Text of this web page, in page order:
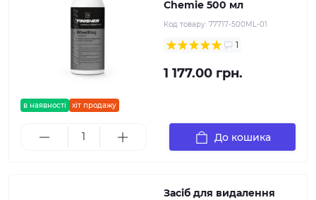
в наявності хіт продажу
Chemie 500 мл
Код товару: 77717-500ML-01
1
1 177.00 грн.
До кошика
Засіб для видалення